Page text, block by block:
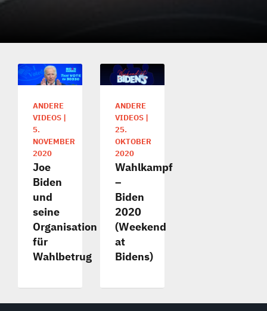
ANDERE
VIDEOS |
5.
NOVEMBER
2020
Joe
Biden
und
seine
Organisation
für
Wahlbetrug
ANDERE
VIDEOS |
25.
OKTOBER
2020
Wahlkampf
–
Biden
2020
(Weekend
at
Bidens)